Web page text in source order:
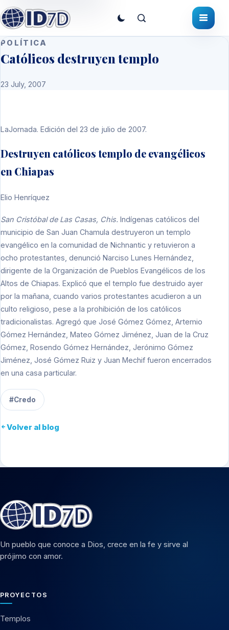
POLÍTICA
Católicos destruyen templo
23 July, 2007
LaJornada. Edición del 23 de julio de 2007.
Destruyen católicos templo de evangélicos
en Chiapas
Elio Henríquez
San Cristóbal de Las Casas, Chis. Indígenas católicos del
municipio de San Juan Chamula destruyeron un templo
evangélico en la comunidad de Nichnantic y retuvieron a
ocho protestantes, denunció Narciso Lunes Hernández,
dirigente de la Organización de Pueblos Evangélicos de los
Altos de Chiapas. Explicó que el templo fue destruido ayer
por la mañana, cuando varios protestantes acudieron a un
culto religioso, pese a la prohibición de los católicos
tradicionalistas. Agregó que José Gómez Gómez, Artemio
Gómez Hernández, Mateo Gómez Jiménez, Juan de la Cruz
Gómez, Rosendo Gómez Hernández, Jerónimo Gómez
Jiménez, José Gómez Ruiz y Juan Mechif fueron encerrados
en una casa particular.
#Credo
Volver al blog
Un pueblo que conoce a Dios, crece en la fe y sirve al
prójimo con amor.
PROYECTOS
Templos